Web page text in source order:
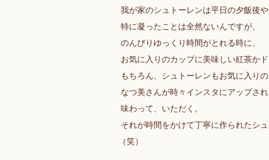
我が家のシュトーレンは平日の夕飯後
特に凝ったことは全然ないんですが、
のんびりゆっくり時間がとれる時に、
お気に入りのカップに美味しい紅茶か
もちろん、シュトーレンもお気に入りの
なつ美さんが時々インスタにアップさ
味わって、いただく。
それが時間をかけて丁寧に作られたシ
（笑）